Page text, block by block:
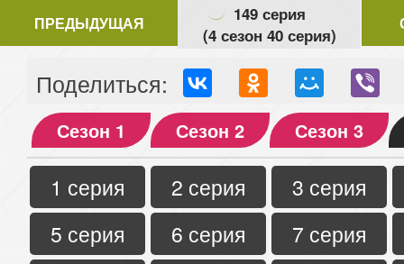
ПРЕДЫДУЩАЯ
149 серия
(4 сезон 40 серия)
Поделиться:
Сезон 1 Сезон 2 Сезон 3
1 серия 2 серия
3 серия
5 серия
6 серия
7 серия